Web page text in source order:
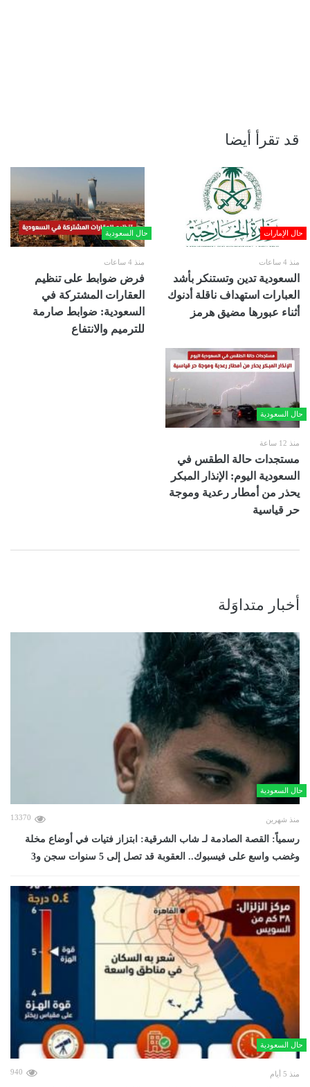
قد تقرأ أيضا
حال الإمارات
منذ 4 ساعات
السعودية تدين وتستنكر بأشد
العبارات استهداف ناقلة أدنوك
أثناء عبورها مضيق هرمز
حال السعودية
منذ 4 ساعات
فرض ضوابط على تنظيم
العقارات المشتركة في
السعودية: ضوابط صارمة
للترميم والانتفاع
حال السعودية
منذ 12 ساعة
مستجدات حالة الطقس في
السعودية اليوم: الإنذار المبكر
يحذر من أمطار رعدية وموجة
حر قياسية
أخبار متداوَلة
حال السعودية
منذ شهرين 13370
رسمياً: القصة الصادمة لـ شاب الشرقية: ابتزاز فتيات في أوضاع مخلة
وغضب واسع على فيسبوك.. العقوبة قد تصل إلى 5 سنوات سجن و3
حال السعودية
منذ 5 أيام 940